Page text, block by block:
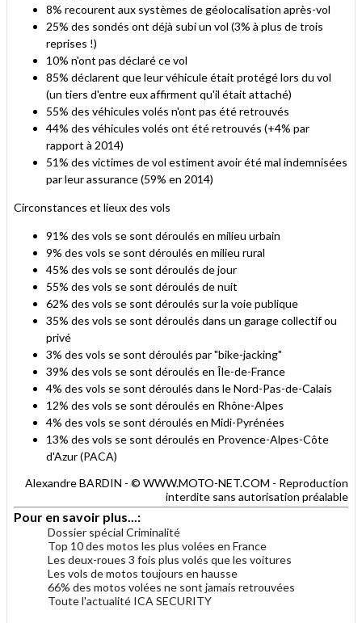
8% recourent aux systèmes de géolocalisation après-vol
25% des sondés ont déjà subi un vol (3% à plus de trois
reprises !)
10% n'ont pas déclaré ce vol
85% déclarent que leur véhicule était protégé lors du vol
(un tiers d'entre eux affirment qu'il était attaché)
55% des véhicules volés n'ont pas été retrouvés
44% des véhicules volés ont été retrouvés (+4% par
rapport à 2014)
51% des victimes de vol estiment avoir été mal indemnisées
par leur assurance (59% en 2014)
Circonstances et lieux des vols
91% des vols se sont déroulés en milieu urbain
9% des vols se sont déroulés en milieu rural
45% des vols se sont déroulés de jour
55% des vols se sont déroulés de nuit
62% des vols se sont déroulés sur la voie publique
35% des vols se sont déroulés dans un garage collectif ou
privé
3% des vols se sont déroulés par "bike-jacking"
39% des vols se sont déroulés en Île-de-France
4% des vols se sont déroulés dans le Nord-Pas-de-Calais
12% des vols se sont déroulés en Rhône-Alpes
4% des vols se sont déroulés en Midi-Pyrénées
13% des vols se sont déroulés en Provence-Alpes-Côte
d'Azur (PACA)
Alexandre BARDIN - © WWW.MOTO-NET.COM - Reproduction
interdite sans autorisation préalable
Pour en savoir plus...:
Dossier spécial Criminalité
Top 10 des motos les plus volées en France
Les deux-roues 3 fois plus volés que les voitures
Les vols de motos toujours en hausse
66% des motos volées ne sont jamais retrouvées
Toute l'actualité ICA SECURITY